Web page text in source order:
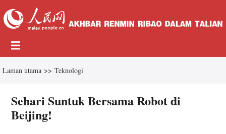
Laman utama >> Teknologi
Sehari Suntuk Bersama Robot di
Beijing!